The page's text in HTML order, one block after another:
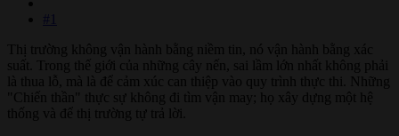
#1
Thị trường không vận hành bằng niềm tin, nó vận hành bằng xác
suất. Trong thế giới của những cây nến, sai lầm lớn nhất không phải
là thua lỗ, mà là để cảm xúc can thiệp vào quy trình thực thi. Những
"Chiến thần" thực sự không đi tìm vận may; họ xây dựng một hệ
thống và để thị trường tự trả lời.